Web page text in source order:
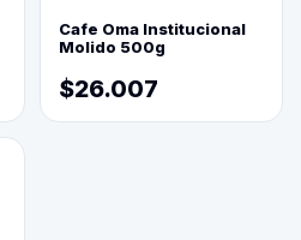
Cafe Oma Institucional
Molido 500g
$26.007